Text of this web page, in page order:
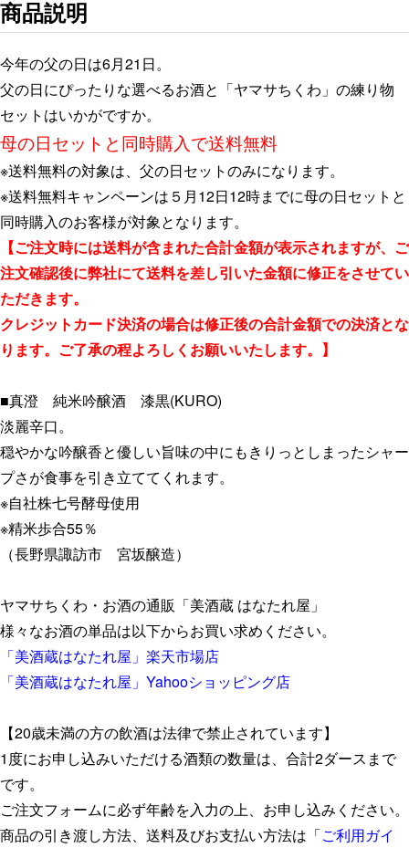
商品説明
今年の父の日は6月21日。
父の日にぴったりな選べるお酒と「ヤマサちくわ」の練り物
セットはいかがですか。
母の日セットと同時購入で送料無料
※送料無料の対象は、父の日セットのみになります。
※送料無料キャンペーンは５月12日12時までに母の日セットと
同時購入のお客様が対象となります。
【ご注文時には送料が含まれた合計金額が表示されますが、ご
注文確認後に弊社にて送料を差し引いた金額に修正をさせてい
ただきます。
クレジットカード決済の場合は修正後の合計金額での決済とな
ります。ご了承の程よろしくお願いいたします。 】
■真澄 純米吟醸酒 漆黒(KURO)
淡麗辛口。
穏やかな吟醸香と優しい旨味の中にもきりっとしまったシャー
プさが食事を引き立ててくれます。
※自社株七号酵母使用
※精米歩合55％
（長野県諏訪市 宮坂醸造）
ヤマサちくわ・お酒の通販「美酒蔵 はなたれ屋」
様々なお酒の単品は以下からお買い求めください。
「美酒蔵はなたれ屋」楽天市場店
「美酒蔵はなたれ屋」Yahooショッピング店
【20歳未満の方の飲酒は法律で禁止されています】
1度にお申し込みいただける酒類の数量は、合計2ダースまで
です。
ご注文フォームに必ず年齢を入力の上、お申し込みください。
商品の引き渡し方法、送料及びお支払い方法は「ご利用ガイ